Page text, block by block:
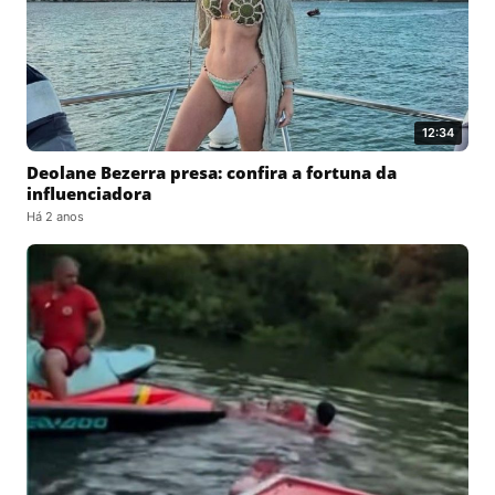
12:34
Deolane Bezerra presa: confira a fortuna da
influenciadora
Há 2 anos